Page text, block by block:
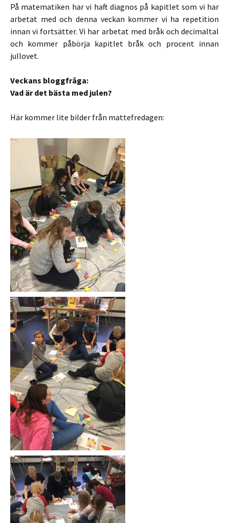
På matematiken har vi haft diagnos på kapitlet som vi har
arbetat med och denna veckan kommer vi ha repetition
innan vi fortsätter. Vi har arbetat med bråk och decimaltal
och kommer påbörja kapitlet bråk och procent innan
jullovet.
Veckans bloggfråga:
Vad är det bästa med julen?
Här kommer lite bilder från mattefredagen: